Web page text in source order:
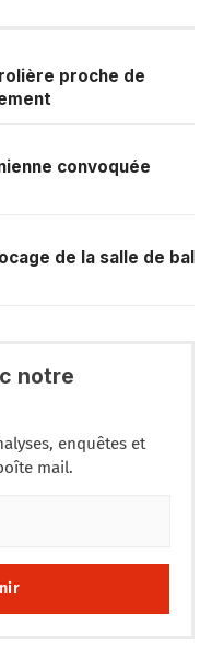
proche de
convoquée
de la salle de bal
notre
enquêtes et
mail.